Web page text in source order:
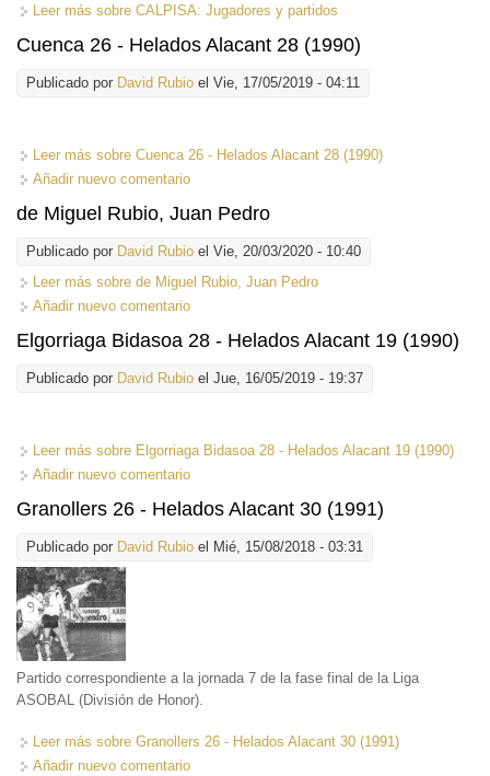
Leer más sobre CALPISA: Jugadores y partidos
Cuenca 26 - Helados Alacant 28 (1990)
Publicado por David Rubio el Vie, 17/05/2019 - 04:11
Leer más sobre Cuenca 26 - Helados Alacant 28 (1990)
Añadir nuevo comentario
de Miguel Rubio, Juan Pedro
Publicado por David Rubio el Vie, 20/03/2020 - 10:40
Leer más sobre de Miguel Rubio, Juan Pedro
Añadir nuevo comentario
Elgorriaga Bidasoa 28 - Helados Alacant 19 (1990)
Publicado por David Rubio el Jue, 16/05/2019 - 19:37
Leer más sobre Elgorriaga Bidasoa 28 - Helados Alacant 19 (1990)
Añadir nuevo comentario
Granollers 26 - Helados Alacant 30 (1991)
Publicado por David Rubio el Mié, 15/08/2018 - 03:31
Partido correspondiente a la jornada 7 de la fase final de la Liga
ASOBAL (División de Honor).
Leer más sobre Granollers 26 - Helados Alacant 30 (1991)
Añadir nuevo comentario